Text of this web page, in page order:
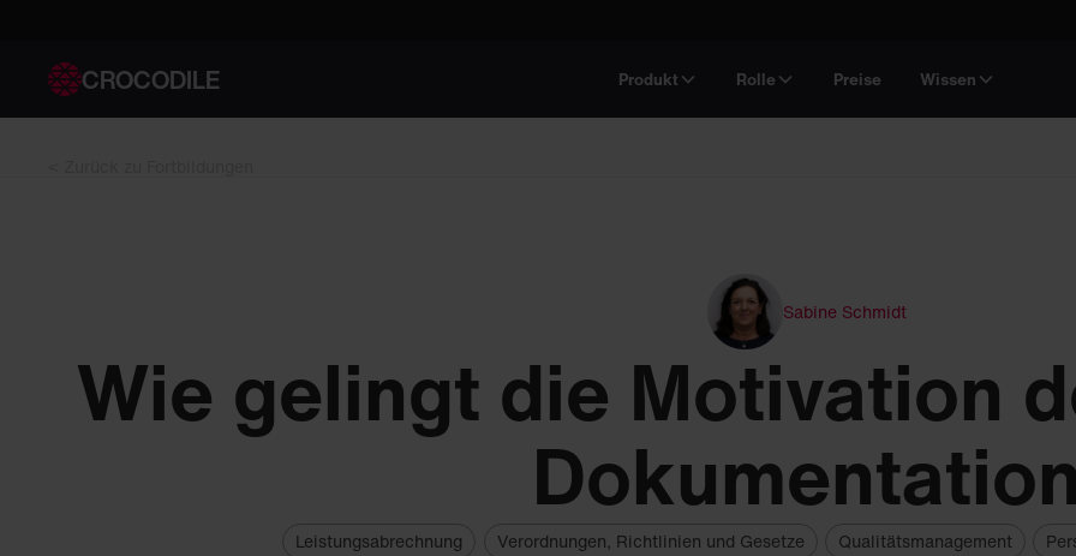
CROCODILE Produkt Rolle Preise Wissen
Sabine Schmidt
Wie gelingt die Motivation
Leistungsabrechnung Verordnungen, Richtlinien und Gesetze Qualitätsmanagement